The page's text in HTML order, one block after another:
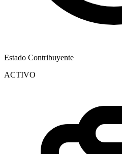
Estado Contribuyente
ACTIVO